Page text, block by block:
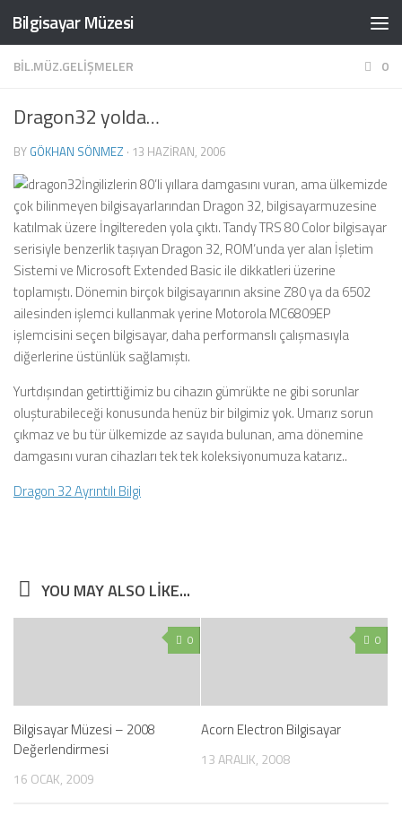
Skip to content
Bilgisayar Müzesi
BIL.MÜZ.GELIŞMELER 0
Dragon32 yolda…
BY GÖKHAN SÖNMEZ · 13 HAZIRAN, 2006
İngilizlerin 80’li yıllara damgasını vuran, ama ülkemizde
çok bilinmeyen bilgisayarlarından Dragon 32, bilgisayarmuzesine
katılmak üzere İngiltereden yola çıktı. Tandy TRS 80 Color bilgisayar
serisiyle benzerlik taşıyan Dragon 32, ROM’unda yer alan İşletim
Sistemi ve Microsoft Extended Basic ile dikkatleri üzerine
toplamıştı. Dönemin birçok bilgisayarının aksine Z80 ya da 6502
ailesinden işlemci kullanmak yerine Motorola MC6809EP
işlemcisini seçen bilgisayar, daha performanslı çalışmasıyla
diğerlerine üstünlük sağlamıştı.
Yurtdışından getirttiğimiz bu cihazın gümrükte ne gibi sorunlar
oluşturabileceği konusunda henüz bir bilgimiz yok. Umarız sorun
çıkmaz ve bu tür ülkemizde az sayıda bulunan, ama dönemine
damgasını vuran cihazları tek tek koleksiyonumuza katarız..
Dragon 32 Ayrıntılı Bilgi
YOU MAY ALSO LIKE...
0
Bilgisayar Müzesi – 2008
Değerlendirmesi
16 OCAK, 2009
0
Acorn Electron Bilgisayar
13 ARALIK, 2008